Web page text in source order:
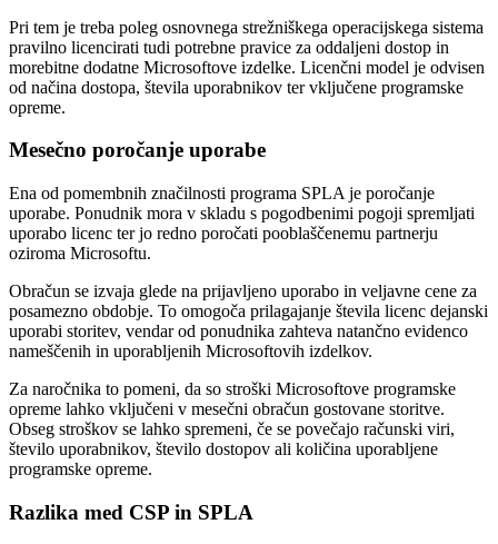
Pri tem je treba poleg osnovnega strežniškega operacijskega sistema
pravilno licencirati tudi potrebne pravice za oddaljeni dostop in
morebitne dodatne Microsoftove izdelke. Licenčni model je odvisen
od načina dostopa, števila uporabnikov ter vključene programske
opreme.
Mesečno poročanje uporabe
Ena od pomembnih značilnosti programa SPLA je poročanje
uporabe. Ponudnik mora v skladu s pogodbenimi pogoji spremljati
uporabo licenc ter jo redno poročati pooblaščenemu partnerju
oziroma Microsoftu.
Obračun se izvaja glede na prijavljeno uporabo in veljavne cene za
posamezno obdobje. To omogoča prilagajanje števila licenc dejanski
uporabi storitev, vendar od ponudnika zahteva natančno evidenco
nameščenih in uporabljenih Microsoftovih izdelkov.
Za naročnika to pomeni, da so stroški Microsoftove programske
opreme lahko vključeni v mesečni obračun gostovane storitve.
Obseg stroškov se lahko spremeni, če se povečajo računski viri,
število uporabnikov, število dostopov ali količina uporabljene
programske opreme.
Razlika med CSP in SPLA